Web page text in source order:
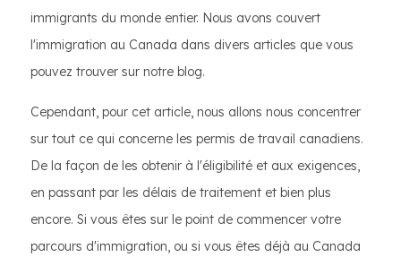
immigrants du monde entier. Nous avons couvert
l'immigration au Canada dans divers articles que vous
pouvez trouver sur notre blog.
Cependant, pour cet article, nous allons nous concentrer
sur tout ce qui concerne les permis de travail canadiens.
De la façon de les obtenir à l'éligibilité et aux exigences,
en passant par les délais de traitement et bien plus
encore. Si vous êtes sur le point de commencer votre
parcours d'immigration, ou si vous êtes déjà au Canada